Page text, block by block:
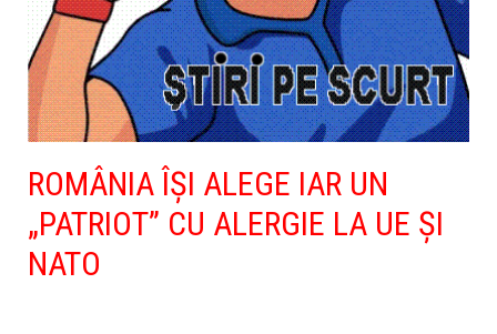
ROMÂNIA ÎŞI ALEGE IAR UN
„PATRIOT” CU ALERGIE LA UE ŞI
NATO